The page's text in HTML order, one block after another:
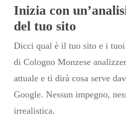
Inizia con
del tuo sito
Dicci qual è il tuo sito e i
di Cologno Monzese
attuale e ti dirà cosa serve
Google. Nessun impegno,
irrealistica.